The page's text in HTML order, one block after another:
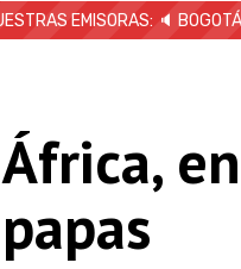
EMISORAS: 🔈
África,
papas